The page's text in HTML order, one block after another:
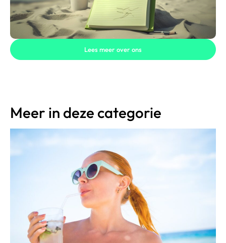
Lees meer over ons
Meer in deze categorie